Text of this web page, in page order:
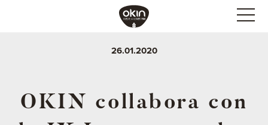
26.01.2020
OKIN collabora con